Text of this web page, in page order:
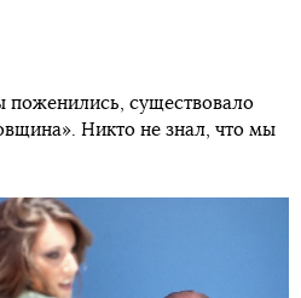
поженились, существовало
Никто не знал, что мы